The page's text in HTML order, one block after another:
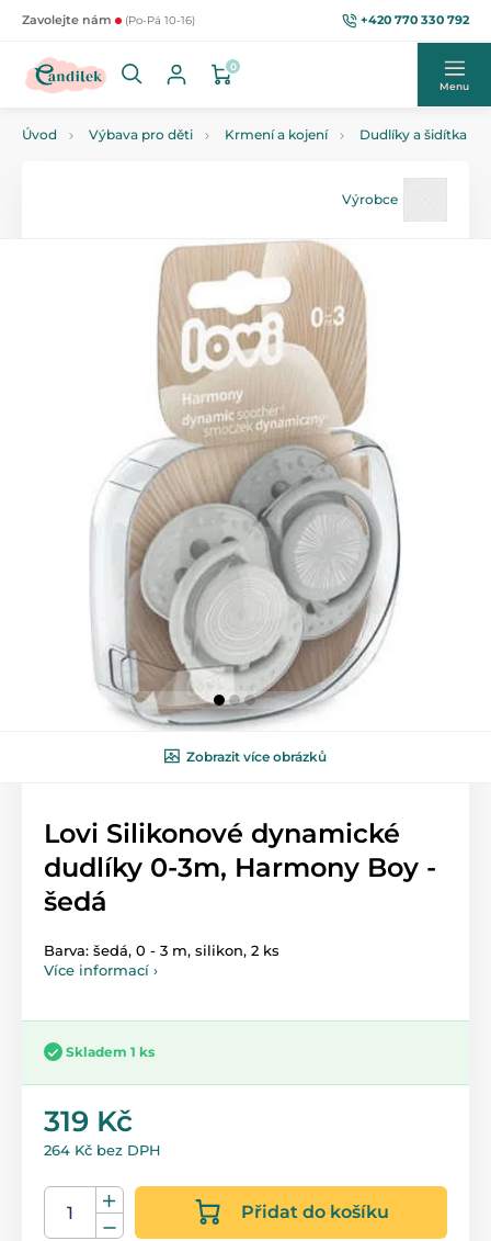
Zavolejte nám (Po-Pá 10-16) +420 770 330 792
0
Menu
Úvod Výbava pro děti Krmení a kojení Dudlíky a šidítka
Výrobce
Zobrazit více obrázků
Lovi Silikonové dynamické
dudlíky 0-3m, Harmony Boy -
šedá
Barva: šedá, 0 - 3 m, silikon, 2 ks
Více informací ›
Skladem 1 ks
319 Kč
264 Kč bez DPH
Přidat do košíku